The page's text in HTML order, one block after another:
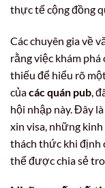
thực tế cộng đồng
Các chuyên gia về
rằng việc khám
thiếu để hiểu rõ
củacác quán pub,
hội nhập này. Đây
xin visa, những
thách thức khi định
thể được chia sẻ